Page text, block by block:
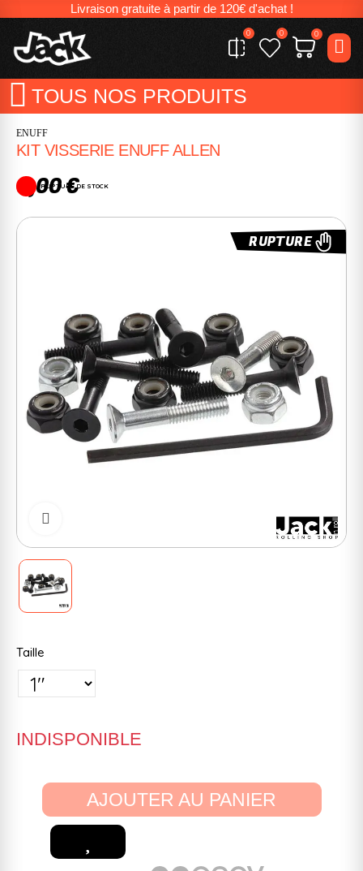
Livraison gratuite à partir de 120€ d'achat !
0 0 0
TOUS NOS PRODUITS
ENUFF
KIT VISSERIE ENUFF ALLEN
3,00 €
RUPTURE DE STOCK
RUPTURE
Taille
INDISPONIBLE
AJOUTER AU PANIER